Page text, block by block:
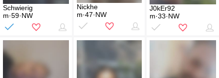
Schwierig
m·59·NW
Nickhe
m·47·NW
J0kEr92
m·33·NW